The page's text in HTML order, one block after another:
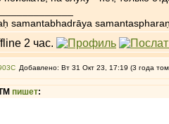
samantabhadrāya
Добавлено: Вт 31 Окт 23, 17:19 (3 года
пишет: